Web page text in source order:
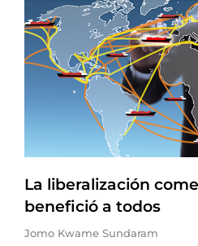
La liberalización
benefició a todos
Jomo Kwame Sundaram